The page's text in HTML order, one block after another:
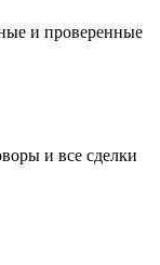
и проверенные
и все сделки